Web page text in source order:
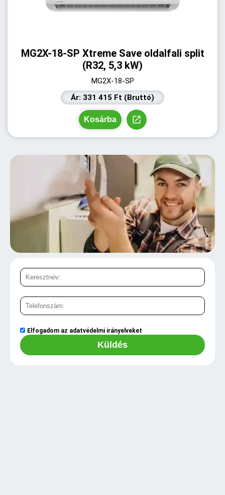
MG2X-18-SP Xtreme Save oldalfali split
(R32, 5,3 kW)
MG2X-18-SP
Ár: 331 415 Ft (Bruttó)
Kosárba
Elfogadom az adatvédelmi irányelveket
Küldés